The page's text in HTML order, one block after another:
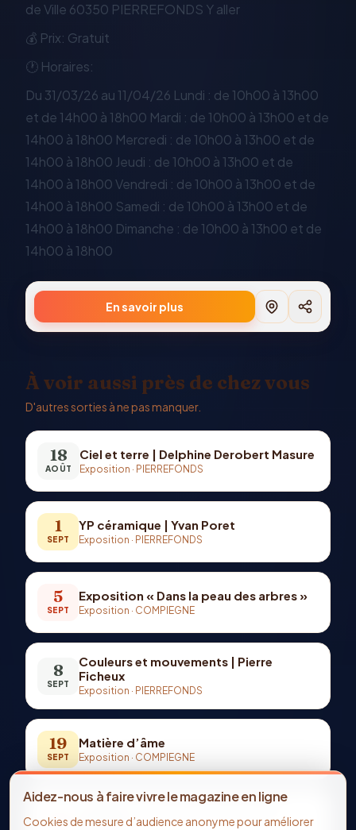
de Ville 60350 PIERREFONDS Y aller
💰 Prix: Gratuit
🕐 Horaires:
Du 31/03/26 au 11/04/26 Lundi : de 10h00 à 13h00
et de 14h00 à 18h00 Mardi : de 10h00 à 13h00 et de
14h00 à 18h00 Mercredi : de 10h00 à 13h00 et de
14h00 à 18h00 Jeudi : de 10h00 à 13h00 et de
14h00 à 18h00 Vendredi : de 10h00 à 13h00 et de
14h00 à 18h00 Samedi : de 10h00 à 13h00 et de
14h00 à 18h00 Dimanche : de 10h00 à 13h00 et de
14h00 à 18h00
En savoir plus
À voir aussi près de chez vous
D'autres sorties à ne pas manquer.
18
AOÛT
Ciel et terre | Delphine Derobert Masure
Exposition · PIERREFONDS
1
SEPT
YP céramique | Yvan Poret
Exposition · PIERREFONDS
5
SEPT
Exposition « Dans la peau des arbres »
Exposition · COMPIEGNE
8
SEPT
Couleurs et mouvements | Pierre
Ficheux
Exposition · PIERREFONDS
19
SEPT
Matière d’âme
Exposition · COMPIEGNE
22
Couleurs et fantaisies | Véronique
Mismetti
Aidez-nous à faire vivre le magazine en ligne
Cookies de mesure d’audience anonyme pour améliorer